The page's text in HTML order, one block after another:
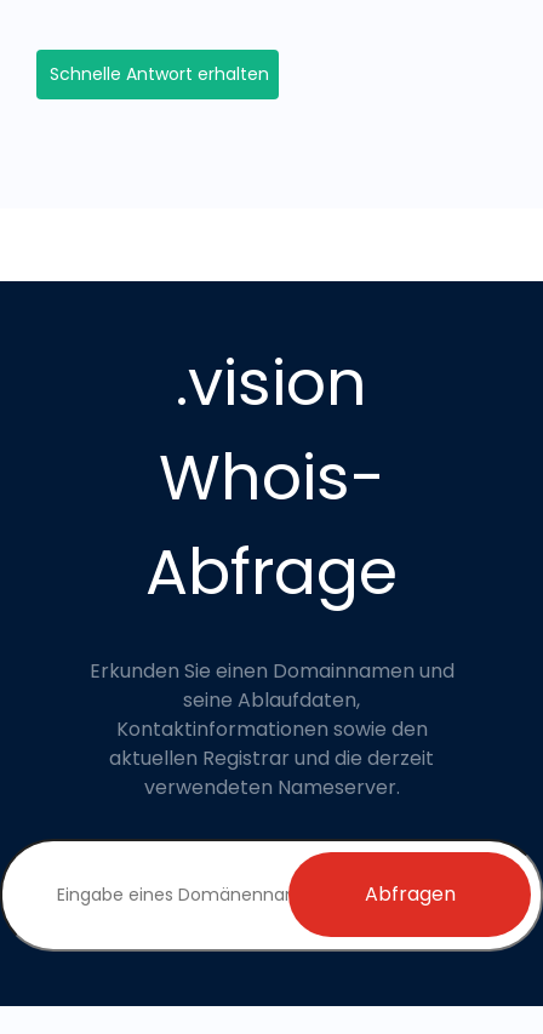
Schnelle Antwort erhalten
.vision
Whois-
Abfrage
Erkunden Sie einen Domainnamen und
seine Ablaufdaten,
Kontaktinformationen sowie den
aktuellen Registrar und die derzeit
verwendeten Nameserver.
Abfragen